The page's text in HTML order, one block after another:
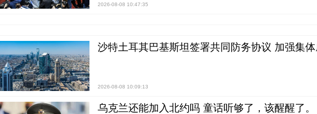
2026-08-08 10:47:35
沙特土耳其巴基斯坦签署共同防务协议 加强集体
2026-08-08 10:09:13
乌克兰还能加入北约吗 童话听够了，该醒醒了。